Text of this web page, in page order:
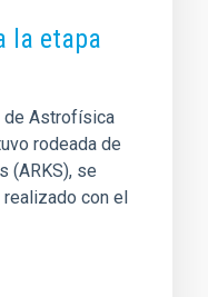
la etapa
de Astrofísica
rodeada de
(ARKS), se
con el